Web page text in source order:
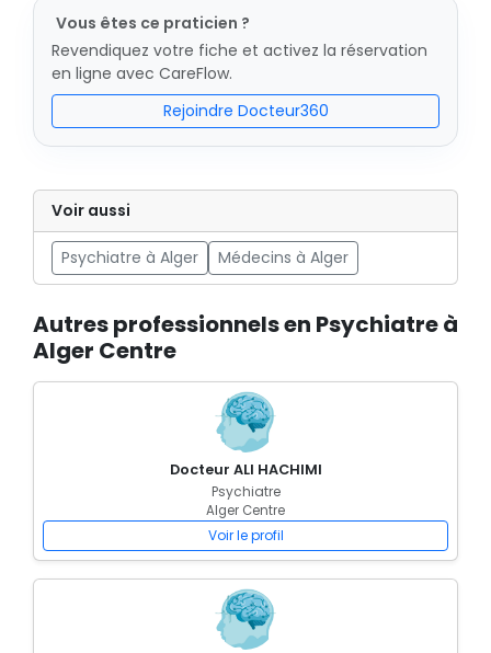
Vous êtes ce praticien ?
Revendiquez votre fiche et activez la réservation
en ligne avec CareFlow.
Rejoindre Docteur360
Voir aussi
Psychiatre à Alger Médecins à Alger
Autres professionnels en Psychiatre à
Alger Centre
Docteur ALI HACHIMI
Psychiatre
Alger Centre
Voir le profil